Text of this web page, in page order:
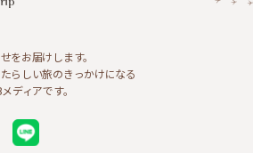
をお届けします。
らしい旅のきっかけになる
ディアです。